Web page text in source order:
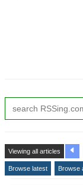
Viewing all articles
Browse latest Browse